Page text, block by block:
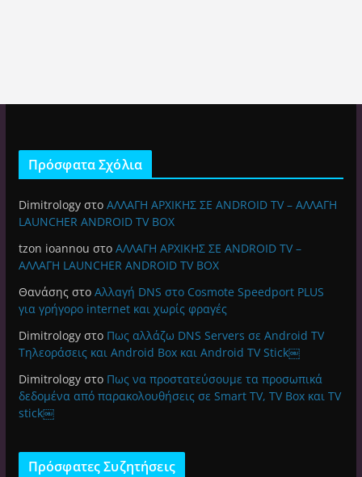
Πρόσφατα Σχόλια
Dimitrologyστο ΑΛΛΑΓΗ ΑΡΧΙΚΗΣ ΣΕ ANDROID TV – ΑΛΛΑΓΗ
LAUNCHER ANDROID TV BOX
tzon ioannou στο ΑΛΛΑΓΗ ΑΡΧΙΚΗΣ ΣΕ ANDROID TV –
ΑΛΛΑΓΗ LAUNCHER ANDROID TV BOX
Θανάσηςστο Αλλαγή DNS στο Cosmote Speedport PLUS
για γρήγορο internet και χωρίς φραγές
Dimitrologyστο Πως αλλάζω DNS Servers σε Android TV
Τηλεοράσεις και Android Box και Android TV Stick￼
Dimitrologyστο Πως να προστατεύσουμε τα προσωπικά
δεδομένα από παρακολουθήσεις σε Smart TV, TV Box και TV
stick￼
Πρόσφατες Συζητήσεις